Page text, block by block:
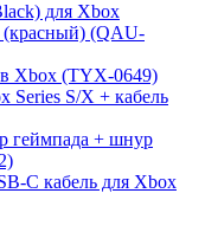
для Xbox
(красный) (QAU-
Xbox (TYX-0649)
Series S/X + кабель
геймпада + шнур
C кабель для Xbox